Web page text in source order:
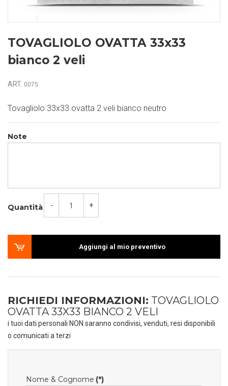
TOVAGLIOLO OVATTA 33x33
bianco 2 veli
ART. 0075
Tovagliolo 33x33 ovatta 2 veli bianco neutro
Note
Quantità - +
Aggiungi al mio preventivo
RICHIEDI INFORMAZIONI: TOVAGLIOLO
OVATTA 33X33 BIANCO 2 VELI
i tuoi dati personali NON saranno condivisi, venduti, resi disponibili
o comunicati a terzi
Nome & Cognome (*)